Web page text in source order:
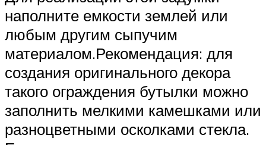
наполните емкости землей или
любым другим сыпучим
материалом.Рекомендация: для
создания оригинального декора
такого ограждения бутылки можно
заполнить мелкими камешками или
разноцветными осколками стекла.